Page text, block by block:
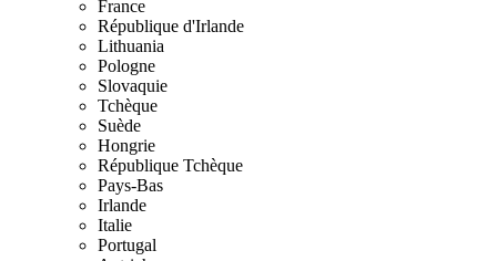
France
République d'Irlande
Lithuania
Pologne
Slovaquie
Tchèque
Suède
Hongrie
République Tchèque
Pays-Bas
Irlande
Italie
Portugal